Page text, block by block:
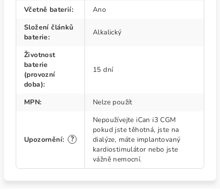
Včetně baterií:
Ano
Složení článků
baterie:
Alkalický
Životnost
baterie
(provozní
doba):
15 dní
MPN: Nelze použít
?
Upozornění:
Nepoužívejte iCan i3 CGM
pokud jste těhotná, jste na
dialýze, máte implantovaný
kardiostimulátor nebo jste
vážně nemocní.